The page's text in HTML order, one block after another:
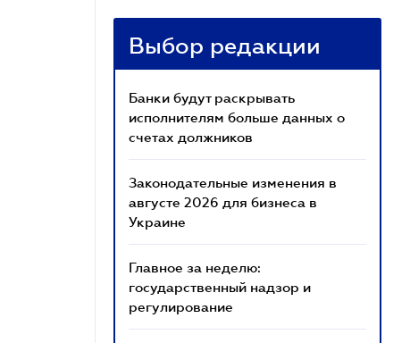
Выбор редакции
Банки будут раскрывать
исполнителям больше данных о
счетах должников
Законодательные изменения в
августе 2026 для бизнеса в
Украине
Главное за неделю:
государственный надзор и
регулирование